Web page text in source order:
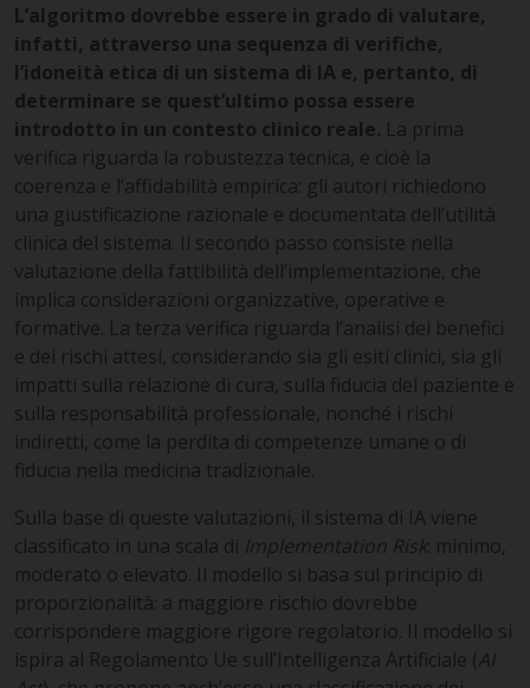
L’algoritmo dovrebbe essere in grado di valutare,
infatti, attraverso una sequenza di verifiche,
l’idoneità etica di un sistema di IA e, pertanto, di
determinare se quest’ultimo possa essere
introdotto in un contesto clinico reale. La prima
verifica riguarda la robustezza tecnica, e cioè la
coerenza e l’affidabilità empirica: gli autori richiedono
una giustificazione razionale e documentata dell’utilità
clinica del sistema. Il secondo passo consiste nella
valutazione della fattibilità dell’implementazione, che
implica considerazioni organizzative, operative e
formative. La terza verifica riguarda l’analisi dei benefici
e dei rischi attesi, considerando sia gli esiti clinici, sia gli
impatti sulla relazione di cura, sulla fiducia del paziente e
sulla responsabilità professionale, nonché i rischi
indiretti, come la perdita di competenze umane o di
fiducia nella medicina tradizionale.
Sulla base di queste valutazioni, il sistema di IA viene
classificato in una scala di Implementation Risk: minimo,
moderato o elevato. Il modello si basa sul principio di
proporzionalità: a maggiore rischio dovrebbe
corrispondere maggiore rigore regolatorio. Il modello si
ispira al Regolamento Ue sull’Intelligenza Artificiale (AI